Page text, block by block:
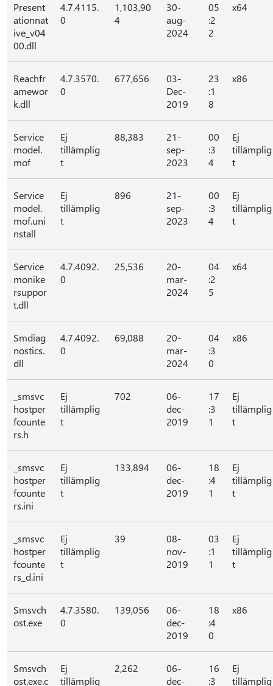
Present
ationnat
ive_v04
00.dll
4.7.4115.
0
1,103,90
4
30-
aug-
2024
05
:2
2
x64
Reachfr
amewor
k.dll
4.7.3570.
0
677,656
03-
Dec-
2019
23
:1
8
x86
Service
model.
mof
Ej
tillämplig
t
88,383
21-
sep-
2023
00
:3
4
Ej
tillämplig
t
Service
model.
mof.uni
nstall
Ej
tillämplig
t
896
21-
sep-
2023
00
:3
4
Ej
tillämplig
t
Service
monike
rsuppor
t.dll
4.7.4092.
0
25,536
20-
mar-
2024
04
:2
5
x64
Smdiag
nostics.
dll
4.7.4092.
0
69,088
20-
mar-
2024
04
:3
0
x86
_smsvc
hostper
fcounte
rs.h
Ej
tillämplig
t
702
06-
dec-
2019
17
:3
1
Ej
tillämplig
t
_smsvc
hostper
fcounte
rs.ini
Ej
tillämplig
t
133,894
06-
dec-
2019
18
:4
1
Ej
tillämplig
t
_smsvc
hostper
fcounte
rs_d.ini
Ej
tillämplig
t
39
08-
nov-
2019
03
:1
1
Ej
tillämplig
t
Smsvch
ost.exe
4.7.3580.
0
139,056
06-
dec-
2019
18
:4
0
x86
Smsvch
ost.exe.c
Ej
tillämplig
2,262
06-
dec-
16
:3
Ej
tillämplig